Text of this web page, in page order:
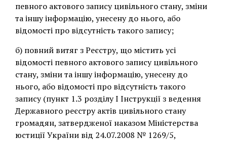
певного актового запису цивільного стану, зміни
та іншу інформацію, унесену до нього, або
відомості про відсутність такого запису;
б) повний витяг з Реєстру, що містить усі
відомості певного актового запису цивільного
стану, зміни та іншу інформацію, унесену до
нього, або відомості про відсутність такого
запису (пункт 1.3 розділу І Інструкції з ведення
Державного реєстру актів цивільного стану
громадян, затвердженої наказом Міністерства
юстиції України від 24.07.2008 № 1269/5,